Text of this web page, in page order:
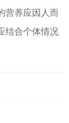
营养应因人而
结合个体情况